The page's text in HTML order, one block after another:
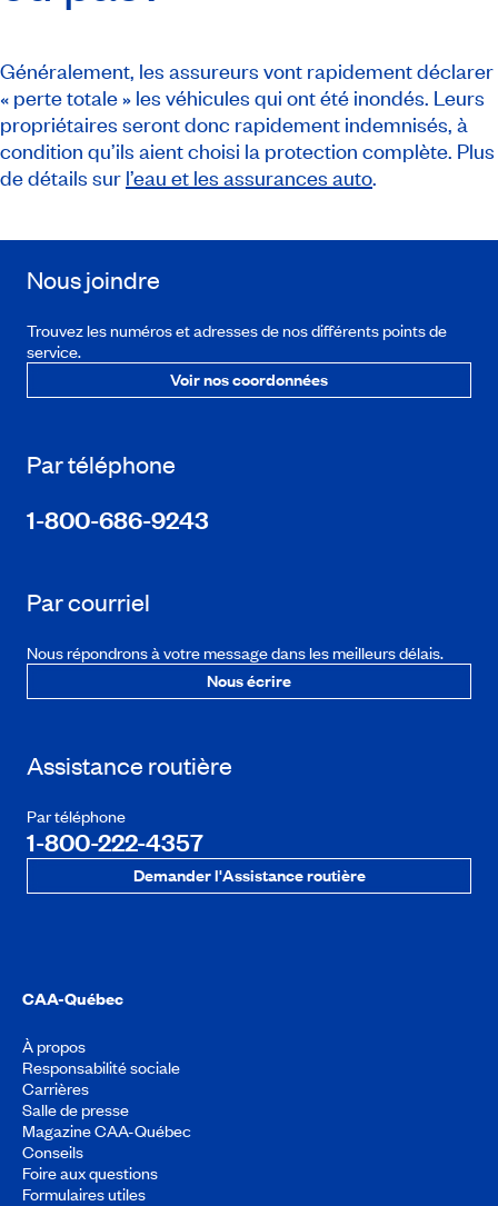
Généralement, les assureurs vont rapidement déclarer
« perte totale » les véhicules qui ont été inondés. Leurs
propriétaires seront donc rapidement indemnisés, à
condition qu’ils aient choisi la protection complète. Plus
de détails sur l’eau et les assurances auto.
Nous joindre
Trouvez les numéros et adresses de nos différents points de
service.
Voir nos coordonnées
Par téléphone
1-800-686-9243
Par courriel
Nous répondrons à votre message dans les meilleurs délais.
Nous écrire
Assistance routière
Par téléphone
1-800-222-4357
Demander l'Assistance routière
CAA-Québec
À propos
Responsabilité sociale
Carrières
Salle de presse
Magazine CAA-Québec
Conseils
Foire aux questions
Formulaires utiles